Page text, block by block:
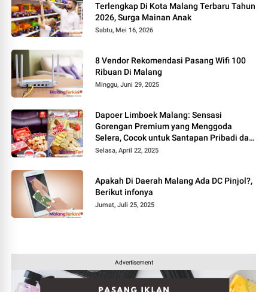
Terlengkap Di Kota Malang Terbaru Tahun
2026, Surga Mainan Anak
Sabtu, Mei 16, 2026
8 Vendor Rekomendasi Pasang Wifi 100
Ribuan Di Malang
Minggu, Juni 29, 2025
Dapoer Limboek Malang: Sensasi
Gorengan Premium yang Menggoda
Selera, Cocok untuk Santapan Pribadi dan
Hantaran Istimewa
Selasa, April 22, 2025
Apakah Di Daerah Malang Ada DC Pinjol?,
Berikut infonya
Jumat, Juli 25, 2025
Advertisement